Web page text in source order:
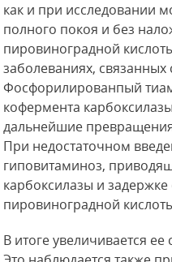
как и при исследовании
полного покоя и без
пировиноградной
заболеваниях, связанных
Фосфорилированпый
кофермента
дальнейшие
При недостаточном
гиповитаминоз,
карбоксилазы и
пировиноградной
В итоге увеличивается